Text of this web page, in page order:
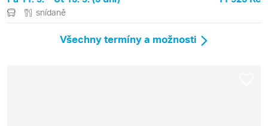
snídaně
Všechny termíny a možnosti